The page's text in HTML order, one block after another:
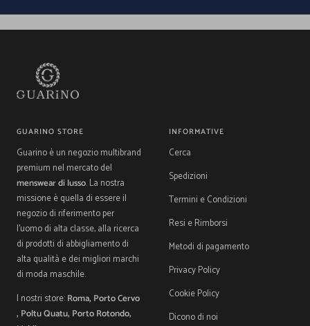
GUARINO STORE
Guarino è un negozio multibrand
premium nel mercato del
menswear di lusso. La nostra
missione è quella di essere il
negozio di riferimento per
l'uomo di alta classe, alla ricerca
di prodotti di abbigliamento di
alta qualità e dei migliori marchi
di moda maschile.
I nostri store:Roma, Porto Cervo
, Poltu Quatu, Porto Rotondo,
INFORMATIVE
Cerca
Spedizioni
Termini e Condizioni
Resi e Rimborsi
Metodi di pagamento
Privacy Policy
Cookie Policy
Dicono di noi